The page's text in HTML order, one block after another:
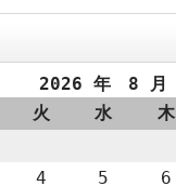
2026 年 8 月
火 水 木
4 5 6